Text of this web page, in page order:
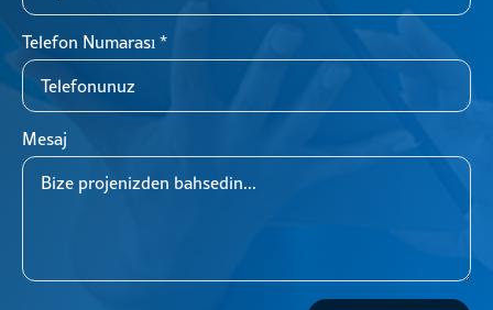
Telefon Numarası*
Mesaj